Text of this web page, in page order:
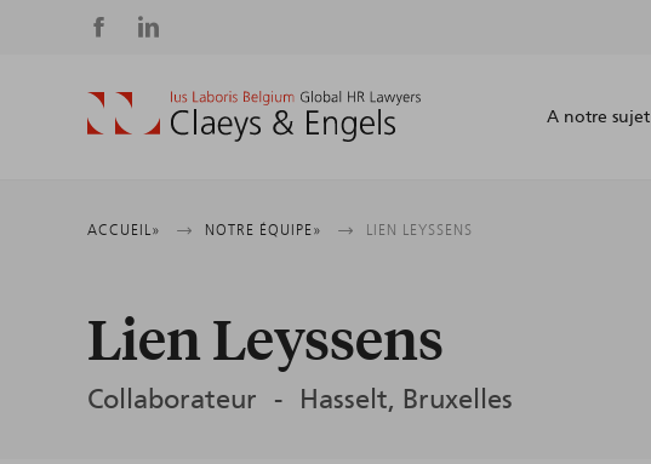
Social
media
A notre sujet
Fil
d'Ariane
ACCUEIL NOTRE ÉQUIPE LIEN LEYSSENS
Lien Leyssens
Collaborateur Hasselt Bruxelles